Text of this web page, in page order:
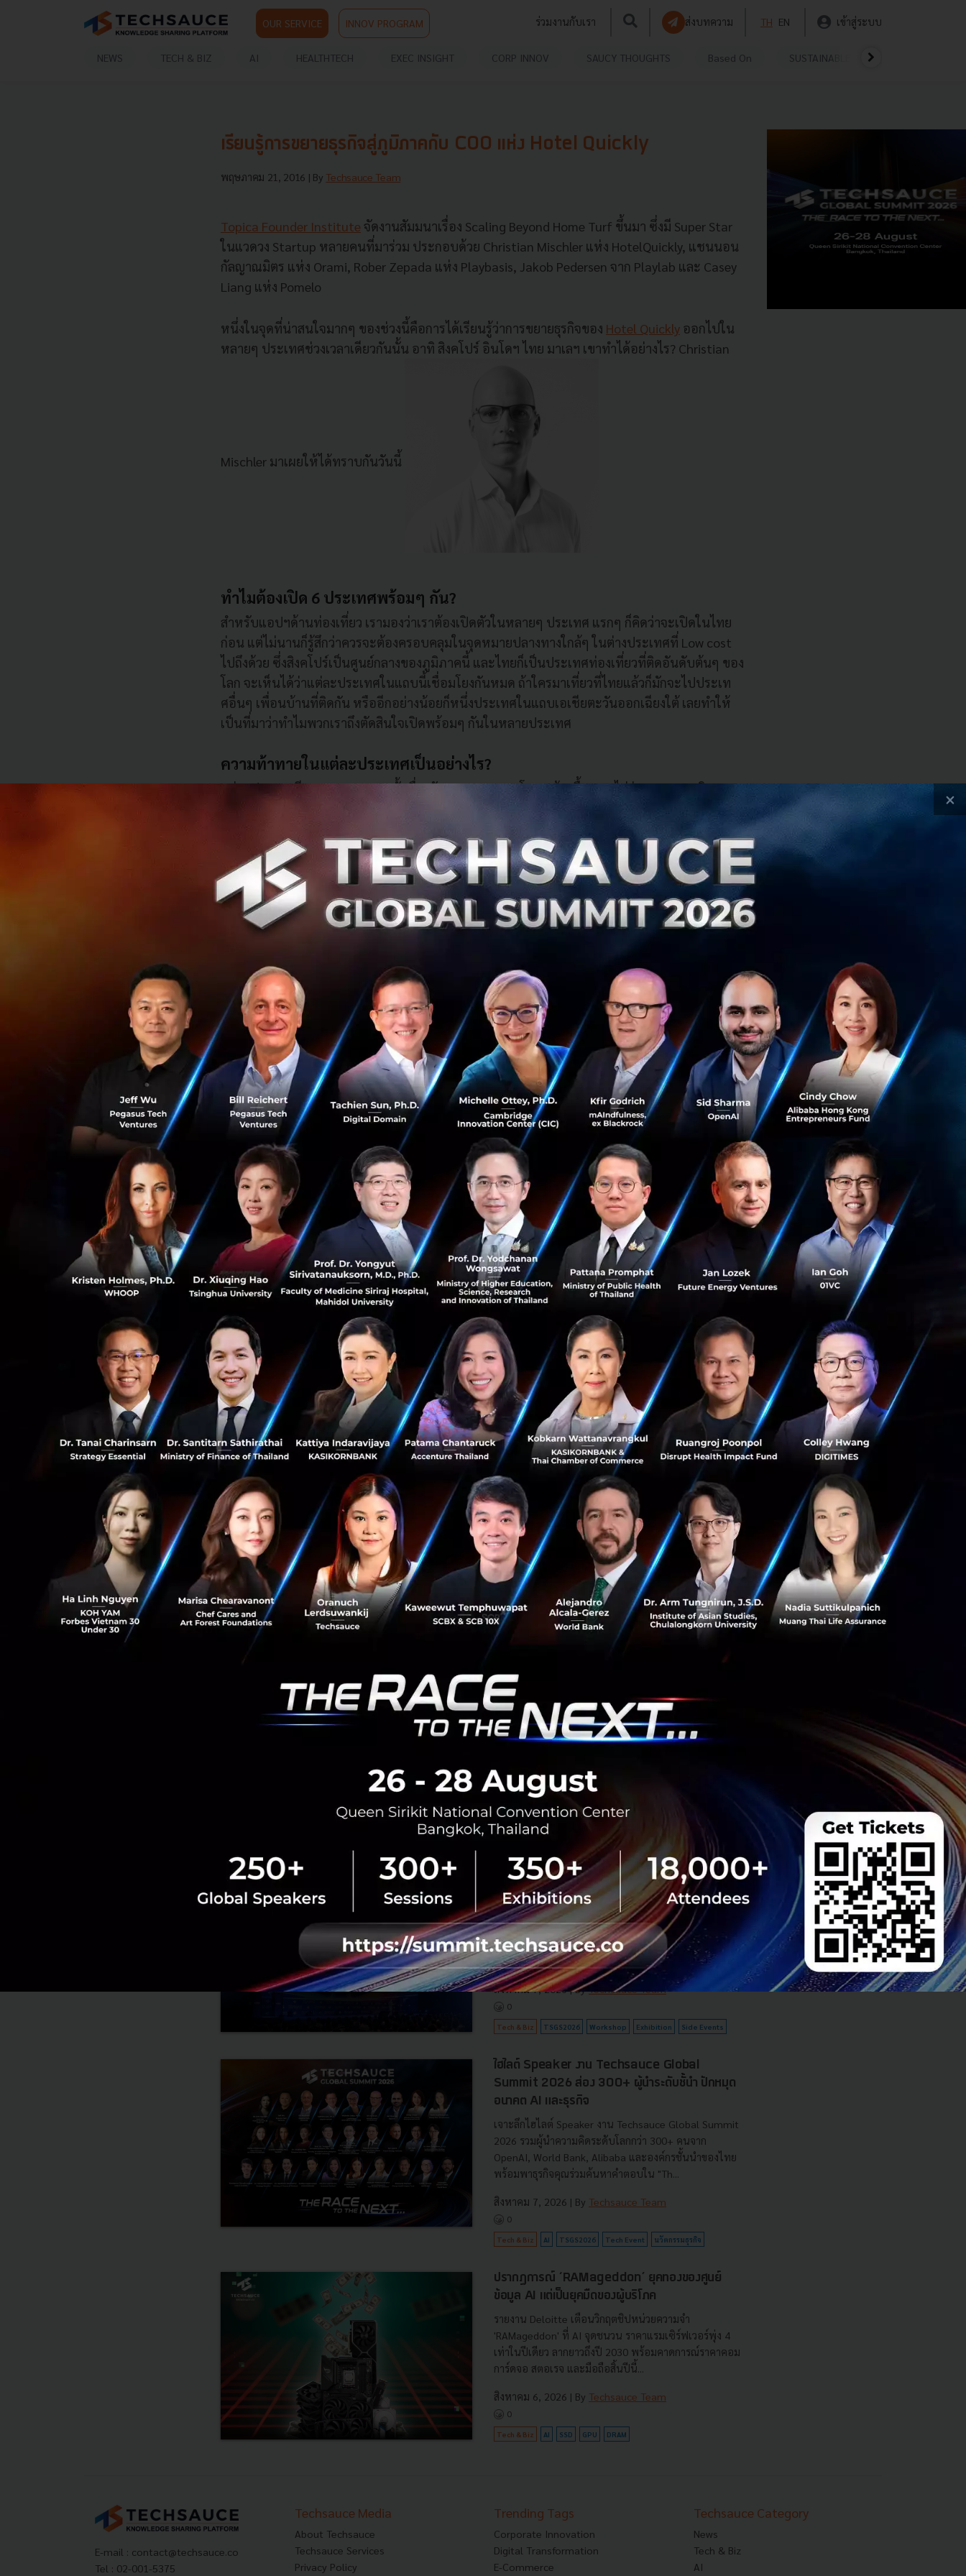
OUR SERVICE INNOV PROGRAM ร่วมงานกับเรา ส่งบทความ TH EN เข้าสู่ระบบ
NEWS TECH & BIZ AI HEALTHTECH EXEC INSIGHT CORP INNOV SAUCY THOUGHTS Based On SUSTAINABLE
0
0
เรียนรู้การขยายธุรกิจสู่ภูมิภาคกับ COO แห่ง Hotel Quickly
พฤษภาคม 21, 2016 | By Techsauce Team
Topica Founder Institute จัดงานสัมมนาเรื่อง Scaling Beyond Home Turf ขึ้นมา ซึ่งมี Super Star
ในแวดวง Startup หลายคนที่มาร่วม ประกอบด้วย Christian Mischler แห่ง HotelQuickly, แชนนอน
กัลญาณมิตร แห่ง Orami, Rober Zepada แห่ง Playbasis, Jakob Pedersen จาก Playlab และ Casey
Liang แห่ง Pomelo
หนึ่งในจุดที่น่าสนใจมากๆ ของช่วงนี้คือการได้เรียนรู้ว่าการขยายธุรกิจของ Hotel Quickly ออกไปใน
หลายๆ ประเทศช่วงเวลาเดียวกันนั้น อาทิ สิงคโปร์ อินโดฯ ไทย มาเลฯ เขาทำได้อย่างไร? Christian
Mischler มาเผยให้ได้ทราบกันวันนี้
ทำไมต้องเปิด 6 ประเทศพร้อมๆ กัน?
สำหรับแอปฯ​ด้านท่องเที่ยว เรามองว่าเราต้องเปิดตัวในหลายๆ ประเทศ แรกๆ ก็คิดว่าจะเปิดในไทย
ก่อน แต่ไม่นานก็รู้สึกว่าควรจะต้องครอบคลุมในจุดหมายปลางทางใกล้ๆ ในต่างประเทศที่ Low cost
ไปถึงด้วย ซึ่งสิงคโปร์เป็นศูนย์กลางของภูมิภาคนี้ และไทยก็เป็นประเทศท่องเที่ยวที่ติดอันดับต้นๆ ของ
โลก จะเห็นได้ว่าแต่ละประเทศในแถบนี้เชื่อมโยงกันหมด ถ้าใครมาเที่ยวที่ไทยแล้วก็มักจะไปประเท
ศอื่นๆ เพื่อนบ้านที่ติดกัน หรืออีกอย่างน้อยก็หนึ่งประเทศในแถบเอเชียตะวันออกเฉียงใต้ เลยทำให้
เป็นที่มาว่าทำไมพวกเราถึงตัดสินใจเปิดพร้อมๆ กันในหลายประเทศ
ความท้าทายในแต่ละประเทศเป็นอย่างไร?
แต่ละประเทศมีความหลากหลายทั้งเรื่องวัฒนธรรม ภาษา โครงสร้างพื้นฐาน ไม่ว่าจะสายการบิน
โรงแรม ระบบชำระเงิน เครือข่ายอินเทอร์เน็ต เครดิตการ์ด และสมาร์ทโฟน แต่ละประเทศก็แตกต่าง
แน่นอนว่าสิงโปร์ดูเป็นตลาดที่จะเริ่มได้ง่ายสุด แต่ก็รู้กันว่าการแข่งขันสูง และ Cost-per-install
สำหรับแอปฯ แอปฯ นึงนั้นสูงมากเลยเมื่อเทียบกับตลาดอื่น
ในขณะที่บ้านเรา (ประเทศไทย) เรามีผู้ใช้เป็นจำนวนมาก เราใกล้ชิดกับลูกค้าของเรา แน่นอนว่าเรา
ใหม่ และให้พวกเขาได้ลองใช้ดู เราจึงจะสังเกตเห็นว่าพวกเขาใช้แอปฯ อย่างไร และอะไรคือความ
ท้าทายที่พวกเขาพบ ข้อมูลเหล่านี้ช่วยพวกเรามากในการพัฒนาแอปฯ ให้ใช้งานได้ และทดสอบว่า
แนวคิดเราสามารถนำไปใช้ได้จริงไหม
มาเลเซีย เราทำการแปลงภาษาเป็นมาเลฯ นะ แต่ดูเหมือนกว่า 95% เขาใช้แอปฯ เราด้วยภาษา
อังกฤษ ซึ่งทำให้เห็นว่าตลาดนี้การปรับแต่งเรื่องภาษาดูเหมือนจะไม่จำเป็นเท่าไหร่ และทุกวันนี้
ตลาดมาเลฯ ก็เติบโตอย่างต่อเนื่อง
อินโดนีเซีย มีความแตกต่างพอสมควร เรื่องของดีลถือว่าสำคัญในตลาดนี้ เราต้องนำเสนอส่วนลดเพื่อที่
จะให้เขาจองโรงแรม เรามีโรงแรมที่เซ็นต์สัญญากับเรามากกว่า 2,000 โรงแรมในอินโดฯ ความท้าทาย
สำคัญในตลาดนี้คือผู้ใช้เครดิตการ์ดถือว่าน้อยเลยทีเดียว เราเชื่อมต่อกับ Doku ซึ่งนำเสนอทางเลือก
อื่นในด้านการชำระเงิน อาทิ ชำระผ่านบัตร ATM ในการจองโรงแรมแทน
เชื่อว่าหลายคนมีคำถามนี้ค้างคาในใจ Hotel Quickly จดทะเบียนในฮ่องกง แต่
ทำไมถึงเลือกประเทศไทยเป็นออฟฟิศหลักในการดำเนินธุรกิจ
สำหรับ Christian แล้วเขาบอกว่า ก่อนหน้านี้เขาอยู่ Foodpanda มาก่อน และอยู่ในไทยมากว่า 4 ปี
เลยทำให้เข้าใจตลาดนี้พอสมควร ตอนที่เขาเริ่ม HotelQuickly ตัวเขาเองก็ใช้ชีวิตอยู่ที่กรุงเทพฯ แล้ว
และก็โชคดีที่ได้รับการสนับสนุนจาก BOI (Board of Investment) ทำให้เขาสามารถจ้างพนักงานต่าง
ชาติเก่งๆ ได้ แต่ถ้าว่ากันตามตรง ถ้าไม่มี BOI พวกเขาคงไม่ได้อยู่ที่นี่ เพราะการสนับสนุนในเชิง
Startup เมื่อเทียบกับที่ฮ่องกงแ ละสิงคโปร์แล้ว เขายอมรับว่าที่นั่นจะโดดเด่นกว่า แต่เขาก็เห็นความ
บทความนี้เป็น Guest Post จาก Iris Leung : Director แห่ง Topica Edtech Group
Scaling Startup Southeast Asia southeast asia ้hotelquickly Topica Founder Institute
No comment
เปิดกิจกรรมไฮไลต์และเวทีหลักในงาน Techsauce
Global Summit 2026 ครบทุกอย่างที่ต้องรู้ก่อนไป!
รวมทุกกิจกรรมไฮไลต์ Techsauce Global Summit 2026
ตั้งแต่ Business Matching, Meet the VCs, Pickleball
Networking, NFT Treasure Hunt ไปจนถึง 350+
Exhibitions และ 10 Stages เปลี่ยนเกม...
สิงหาคม 7, 2026| ByTechsauce Team
0
Tech & Biz TSGS2026 Workshop Exhibition Side Events
ไฮไลต์ Speaker งาน Techsauce Global
Summit 2026 ส่อง 300+ ผู้นำระดับชั้นำ ปักหมุด
อนาคต AI และธุรกิจ
เจาะลึกไฮไลต์ Speaker งาน Techsauce Global Summit
2026 รวมผู้นำความคิดระดับโลกกว่า 300+ คนจาก
OpenAI, World Bank, Alibaba และองค์กรชั้นนำของไทย
พร้อมพาธุรกิจคุณร่วมค้นหาคำตอบใน "Th...
สิงหาคม 7, 2026 | By Techsauce Team
0
Tech & Biz AI TSGS2026 Tech Event นวัตกรรมธุรกิจ
ปรากฏการณ์ ‘RAMageddon’ ยุคทองของศูนย์
ข้อมูล AI แต่เป็นยุคมืดของผู้บริโภค
รายงาน Deloitte เตือนวิกฤตชิปหน่วยความจำ
'RAMageddon' ที่ AI จุดชนวน ราคาแรมเซิร์ฟเวอร์พุ่ง 4
เท่าในปีเดียว ลากยาวถึงปี 2030 พร้อมคาดการณ์ราคาคอม
การ์ดจอ สตอเรจ และมือถือสิ้นปีนี้...
สิงหาคม 6, 2026 | By Techsauce Team
0
Tech & Biz AI SSD GPU DRAM
E-mail : contact@techsauce.co
Tel : 02-001-5375
Techsauce Media
About Techsauce
Techsauce Services
Privacy Policy
Trending Tags
Corporate Innovation
Digital Transformation
E-Commerce
Techsauce Category
News
Tech & Biz
AI
×